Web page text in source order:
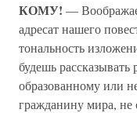
КОМУ! —
адресат нашего
тональность
будешь
образованному или
гражданину мира, не